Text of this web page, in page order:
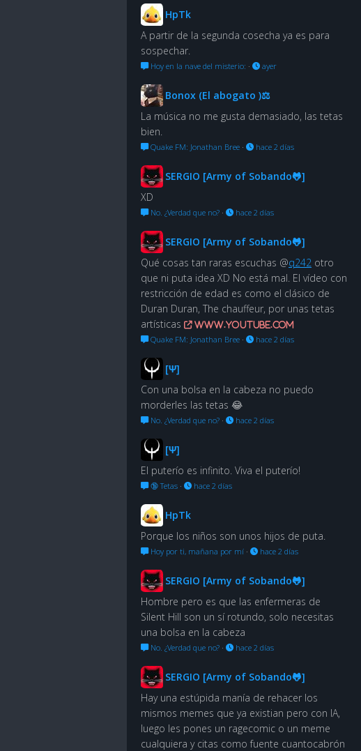
HpTk
A partir de la segunda cosecha ya es para
sospechar.
Hoy en la nave del misterio: · ayer
Bonox (El abogato )⚖
La música no me gusta demasiado, las tetas
bien.
Quake FM: Jonathan Bree · hace 2 días
SERGIO [Army of Sobando🐸]
XD
No. ¿Verdad que no? · hace 2 días
SERGIO [Army of Sobando🐸]
Qué cosas tan raras escuchas @q242 otro
que ni puta idea XD No está mal. El vídeo con
restricción de edad es como el clásico de
Duran Duran, The chauffeur, por unas tetas
artísticas
www.youtube.com
Quake FM: Jonathan Bree · hace 2 días
[Ψ]
Con una bolsa en la cabeza no puedo
morderles las tetas 😂
No. ¿Verdad que no? · hace 2 días
[Ψ]
El puterío es infinito. Viva el puterío!
🔞 Tetas · hace 2 días
HpTk
Porque los niños son unos hijos de puta.
Hoy por ti, mañana por mí · hace 2 días
SERGIO [Army of Sobando🐸]
Hombre pero es que las enfermeras de
Silent Hill son un sí rotundo, solo necesitas
una bolsa en la cabeza
No. ¿Verdad que no? · hace 2 días
SERGIO [Army of Sobando🐸]
Hay una estúpida manía de rehacer los
mismos memes que ya existian pero con IA,
luego les pones un ragecomic o un meme
cualquiera y citas como fuente cuantocabrón